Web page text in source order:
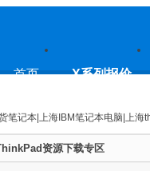
首页 X系列报价
笔记本|上海IBM笔记本电脑|上海
资源下载专区